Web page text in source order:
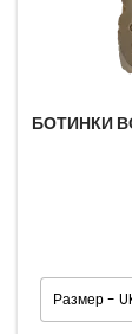
БОТИНКИ